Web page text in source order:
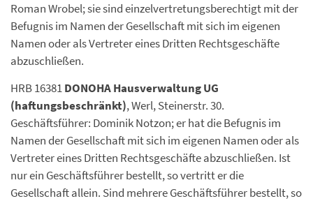
Roman Wrobel; sie sind einzelvertretungsberechtigt mit der
Befugnis im Namen der Gesellschaft mit sich im eigenen
Namen oder als Vertreter eines Dritten Rechtsgeschäfte
abzuschließen.
HRB 16381DONOHA Hausverwaltung UG
(haftungsbeschränkt), Werl, Steinerstr. 30.
Geschäftsführer: Dominik Notzon; er hat die Befugnis im
Namen der Gesellschaft mit sich im eigenen Namen oder als
Vertreter eines Dritten Rechtsgeschäfte abzuschließen. Ist
nur ein Geschäftsführer bestellt, so vertritt er die
Gesellschaft allein. Sind mehrere Geschäftsführer bestellt, so